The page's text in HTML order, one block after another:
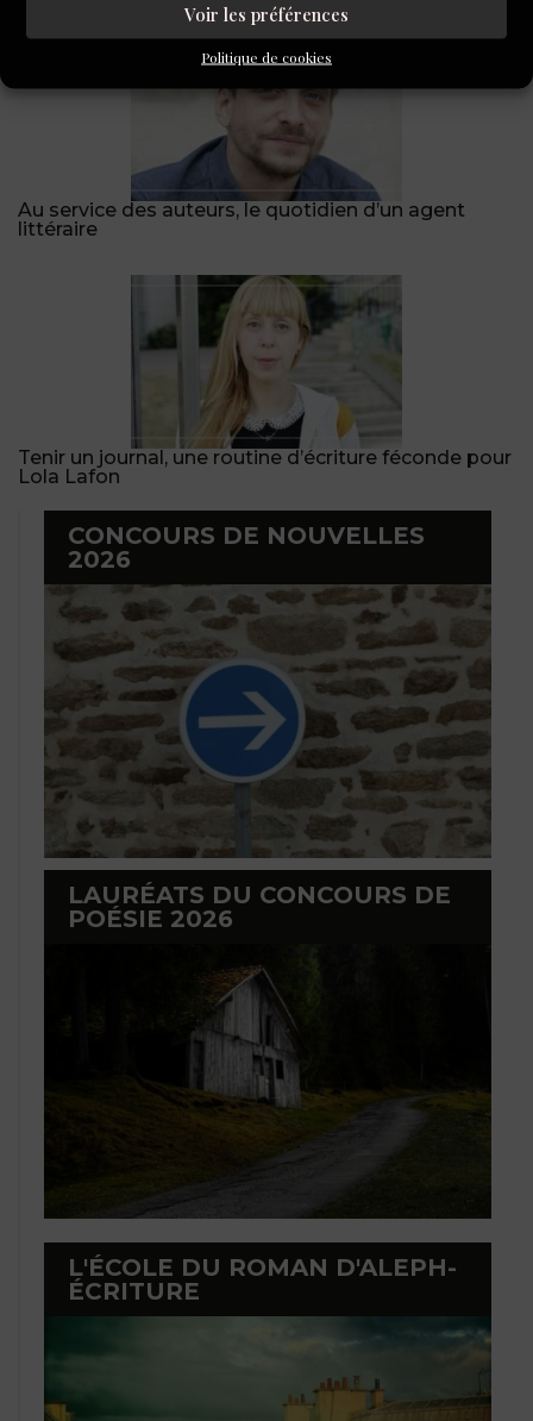
Voir les préférences
Politique de cookies
Au service des auteurs, le quotidien d’un agent
littéraire
Tenir un journal, une routine d’écriture féconde pour
Lola Lafon
CONCOURS DE NOUVELLES
2026
LAURÉATS DU CONCOURS DE
POÉSIE 2026
L'ÉCOLE DU ROMAN D'ALEPH-
ÉCRITURE